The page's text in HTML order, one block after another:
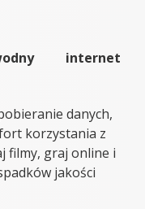
internet
danych,
korzystania z
filmy, graj online i
jakości